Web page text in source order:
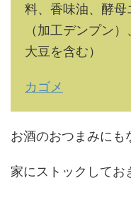
料、香味油、酵
（加工デンプン
大豆を含む）
カゴメ
お酒のおつまみにも
家にストックしてお